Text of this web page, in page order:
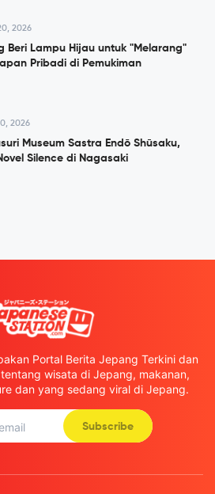
2026
Beri Lampu Hijau untuk "Melarang"
Pribadi di Pemukiman
2026
Museum Sastra Endō Shūsaku,
Silence di Nagasaki
Portal Berita Jepang Terkini dan
wisata di Jepang, makanan,
dan yang sedang viral di Jepang.
Subscribe